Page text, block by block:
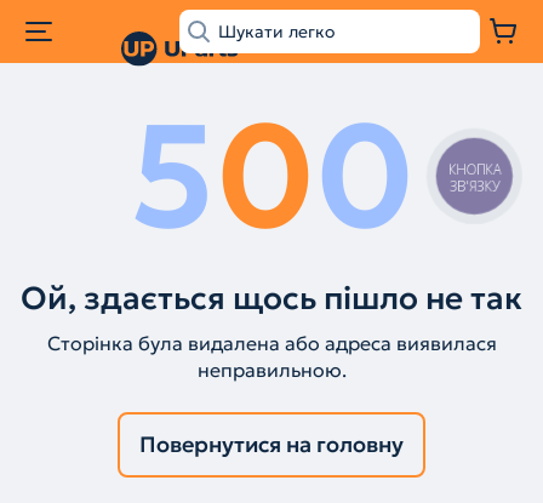
500
Ой, здається щось пішло не так
Сторінка була видалена або адреса виявилася
неправильною.
Повернутися на головну
КНОПКА
ЗВ'ЯЗКУ